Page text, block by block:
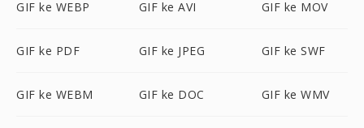
GIF ke WEBP GIF ke AVI GIF ke MOV
GIF ke PDF GIF ke JPEG GIF ke SWF
GIF ke WEBM GIF ke DOC GIF ke WMV